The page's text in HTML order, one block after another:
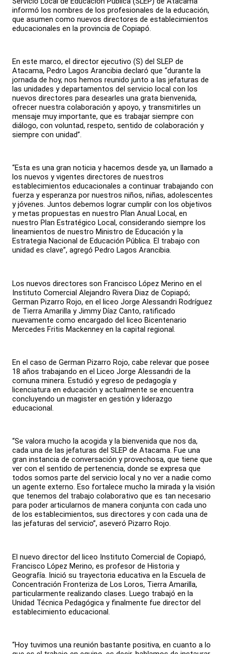
informó los nombres de los profesionales de la educación,
que asumen como nuevos directores de establecimientos
educacionales en la provincia de Copiapó.
En este marco, el director ejecutivo (S) del SLEP de
Atacama, Pedro Lagos Arancibia declaró que “durante la
jornada de hoy, nos hemos reunido junto a las jefaturas de
las unidades y departamentos del servicio local con los
nuevos directores para desearles una grata bienvenida,
ofrecer nuestra colaboración y apoyo, y transmitirles un
mensaje muy importante, que es trabajar siempre con
diálogo, con voluntad, respeto, sentido de colaboración y
siempre con unidad”.
“Esta es una gran noticia y hacemos desde ya, un llamado a
los nuevos y vigentes directores de nuestros
establecimientos educacionales a continuar trabajando con
fuerza y esperanza por nuestros niños, niñas, adolescentes
y jóvenes. Juntos debemos lograr cumplir con los objetivos
y metas propuestas en nuestro Plan Anual Local, en
nuestro Plan Estratégico Local, considerando siempre los
lineamientos de nuestro Ministro de Educación y la
Estrategia Nacional de Educación Pública. El trabajo con
unidad es clave”, agregó Pedro Lagos Arancibia.
Los nuevos directores son Francisco López Merino en el
Instituto Comercial Alejandro Rivera Diaz de Copiapó;
German Pizarro Rojo, en el liceo Jorge Alessandri Rodríguez
de Tierra Amarilla y Jimmy Díaz Canto, ratificado
nuevamente como encargado del liceo Bicentenario
Mercedes Fritis Mackenney en la capital regional.
En el caso de German Pizarro Rojo, cabe relevar que posee
18 años trabajando en el Liceo Jorge Alessandri de la
comuna minera. Estudió y egreso de pedagogía y
licenciatura en educación y actualmente se encuentra
concluyendo un magister en gestión y liderazgo
educacional.
“Se valora mucho la acogida y la bienvenida que nos da,
cada una de las jefaturas del SLEP de Atacama. Fue una
gran instancia de conversación y provechosa, que tiene que
ver con el sentido de pertenencia, donde se expresa que
todos somos parte del servicio local y no ver a nadie como
un agente externo. Eso fortalece mucho la mirada y la visión
que tenemos del trabajo colaborativo que es tan necesario
para poder articularnos de manera conjunta con cada uno
de los establecimientos, sus directores y con cada una de
las jefaturas del servicio”, aseveró Pizarro Rojo.
El nuevo director del liceo Instituto Comercial de Copiapó,
Francisco López Merino, es profesor de Historia y
Geografía. Inició su trayectoria educativa en la Escuela de
Concentración Fronteriza de Los Loros, Tierra Amarilla,
particularmente realizando clases. Luego trabajó en la
Unidad Técnica Pedagógica y finalmente fue director del
establecimiento educacional.
“Hoy tuvimos una reunión bastante positiva, en cuanto a lo